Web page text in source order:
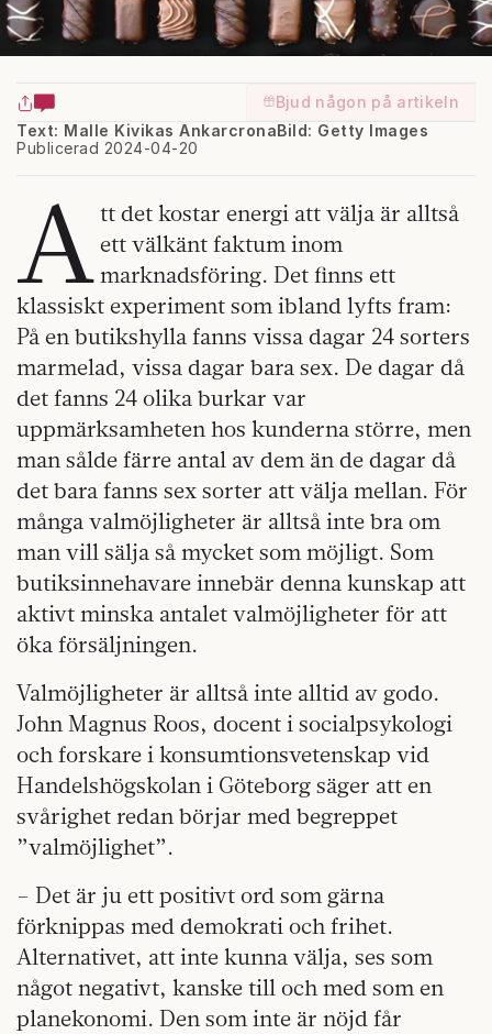
Bjud någon på artikeln
Text: Malle Kivikas Ankarcrona
Publicerad 2024-04-20
Bild: Getty Images
A tt det kostar energi att välja är alltså
ett välkänt faktum inom
marknadsföring. Det finns ett
klassiskt experiment som ibland lyfts fram:
På en butikshylla fanns vissa dagar 24 sorters
marmelad, vissa dagar bara sex. De dagar då
det fanns 24 olika burkar var
uppmärksamheten hos kunderna större, men
man sålde färre antal av dem än de dagar då
det bara fanns sex sorter att välja mellan. För
många valmöjligheter är alltså inte bra om
man vill sälja så mycket som möjligt. Som
butiksinnehavare innebär denna kunskap att
aktivt minska antalet valmöjligheter för att
öka försäljningen.
Valmöjligheter är alltså inte alltid av godo.
John Magnus Roos, docent i socialpsykologi
och forskare i konsumtionsvetenskap vid
Handelshögskolan i Göteborg säger att en
svårighet redan börjar med begreppet
”valmöjlighet”.
– Det är ju ett positivt ord som gärna
förknippas med demokrati och frihet.
Alternativet, att inte kunna välja, ses som
något negativt, kanske till och med som en
planekonomi. Den som inte är nöjd får